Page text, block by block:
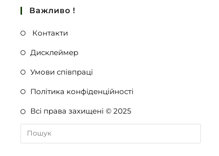
Важливо !
Контакти
Дисклеймер
Умови співпраці
Політика конфіденційності
Всі права захищені © 2025